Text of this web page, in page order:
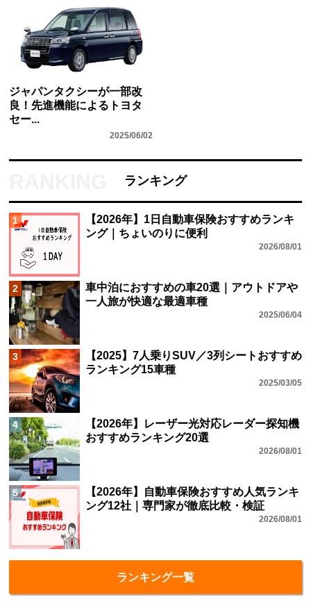
ジャパンタクシーが一部改
良！先進機能によるトヨタ
セー...
2025/06/02
ランキング
1
【2026年】1日自動車保険おすすめランキ
ング｜ちょいのりに便利
2026/08/01
2
車中泊におすすめの車20選｜アウトドアや
一人旅が快適な最適車種
2025/06/04
3
【2025】7人乗りSUV／3列シートおすすめ
ランキング15車種
2025/03/05
4
【2026年】レーザー光対応レーダー探知機
おすすめランキング20選
2026/08/01
5
【2026年】自動車保険おすすめ人気ランキ
ング12社｜専門家が徹底比較・検証
2026/08/01
ランキング一覧